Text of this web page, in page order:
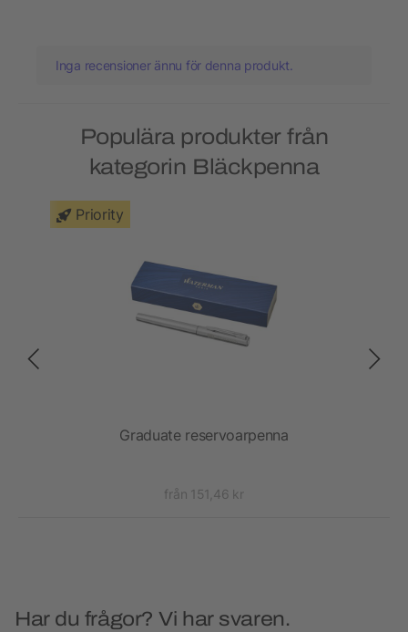
Inga recensioner ännu för denna produkt.
Populära produkter från
kategorin Bläckpenna
Priority
Graduate reservoarpenna
från 151,46 kr
Har du frågor? Vi har svaren.